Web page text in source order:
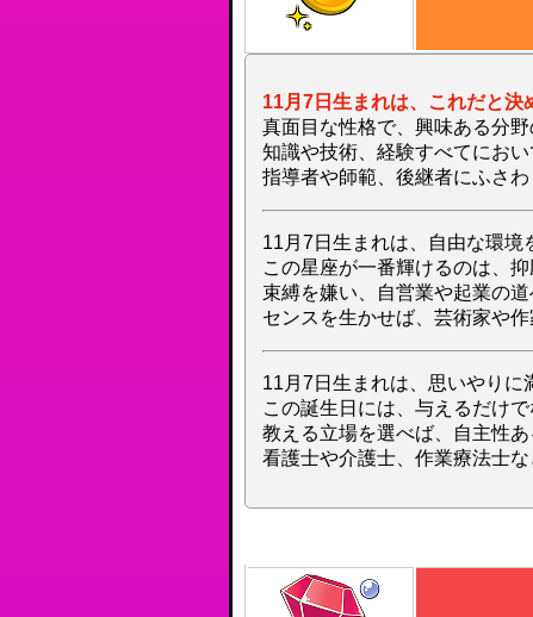
11月7日生まれは、これだと決
真面目な性格で、興味ある分
知識や技術、経験すべてにお
指導者や師範、後継者にふさわ
11月7日生まれは、自由な環境
この星座が一番輝けるのは、
束縛を嫌い、自営業や起業の道
センスを生かせば、芸術家や
11月7日生まれは、思いやりに
この誕生日には、与えるだけ
教える立場を選べば、自主性あ
看護士や介護士、作業療法士